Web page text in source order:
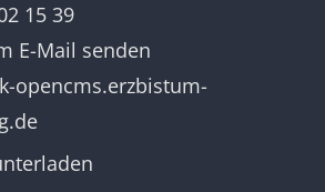
15 39
E-Mail senden
opencms.erzbistum-